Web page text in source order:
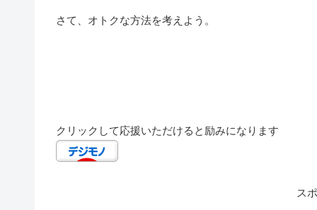
さて、オトクな方法を考えよう。
クリックして応援いただけると励みになります
ス